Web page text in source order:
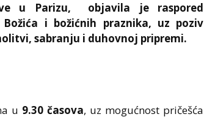
u Parizu,
objavila je raspored
i božićnih praznika, uz poziv
sabranju i duhovnoj pripremi.
u 9.30 časova, uz mogućnost pričešća